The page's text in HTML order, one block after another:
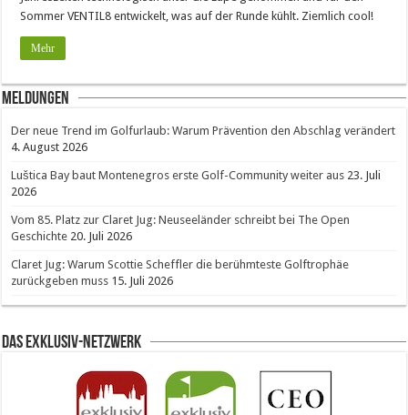
Sommer VENTIL8 entwickelt, was auf der Runde kühlt. Ziemlich cool!
Mehr
Meldungen
Der neue Trend im Golfurlaub: Warum Prävention den Abschlag verändert
4. August 2026
Luštica Bay baut Montenegros erste Golf-Community weiter aus 23. Juli
2026
Vom 85. Platz zur Claret Jug: Neuseeländer schreibt bei The Open
Geschichte 20. Juli 2026
Claret Jug: Warum Scottie Scheffler die berühmteste Golftrophäe
zurückgeben muss 15. Juli 2026
Das Exklusiv-Netzwerk